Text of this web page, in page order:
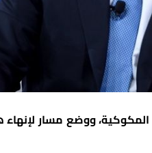
ووضع مسار